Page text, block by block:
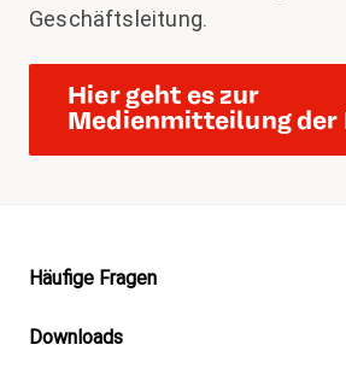
Geschäftsleitung.
Hier geht es zur
Medienmitteilung der
Footer
Häufige Fragen
Downloads